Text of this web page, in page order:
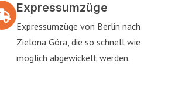
Expressumzüge
Expressumzüge von Berlin nach
Zielona Góra, die so schnell wie
möglich abgewickelt werden.